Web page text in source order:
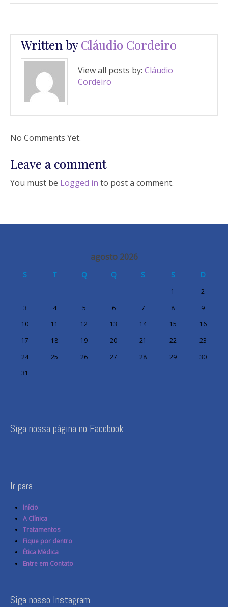
Written byCláudio Cordeiro
View all posts by: Cláudio
Cordeiro
No Comments Yet.
Leave a comment
You must be Logged in to post a comment.
agosto 2026
S T Q Q S S D
1
2
3
4 5 6 7 8
9
10
11 12 13 14 15
16
17
18 19 20 21 22
23
24
25 26 27 28 29
30
31
Siga nossa página no Facebook
Ir para
Início
A Clínica
Tratamentos
Fique por dentro
Ética Médica
Entre em Contato
Siga nosso Instagram